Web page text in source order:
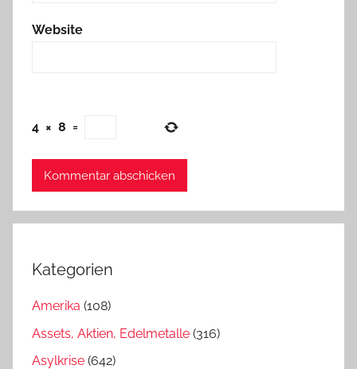
Website
4 × 8 =
Kategorien
Amerika (108)
Assets, Aktien, Edelmetalle (316)
Asylkrise (642)